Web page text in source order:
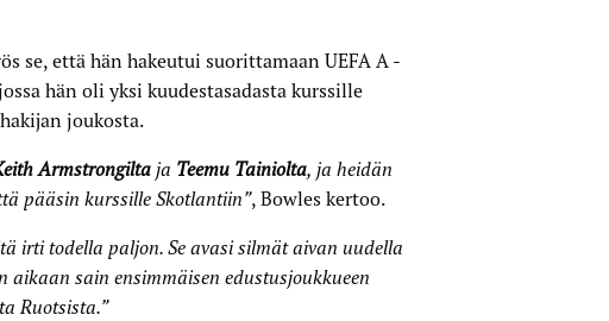
se, että hän hakeutui suorittamaan UEFA A -
hän oli yksi kuudestasadasta kurssille
joukosta.
Armstrongilta ja Teemu Tainiolta, ja heidän
pääsin kurssille Skotlantiin”, Bowles kertoo.
irti todella paljon. Se avasi silmät aivan uudella
aikaan sain ensimmäisen edustus­joukkueen
Ruotsista.”